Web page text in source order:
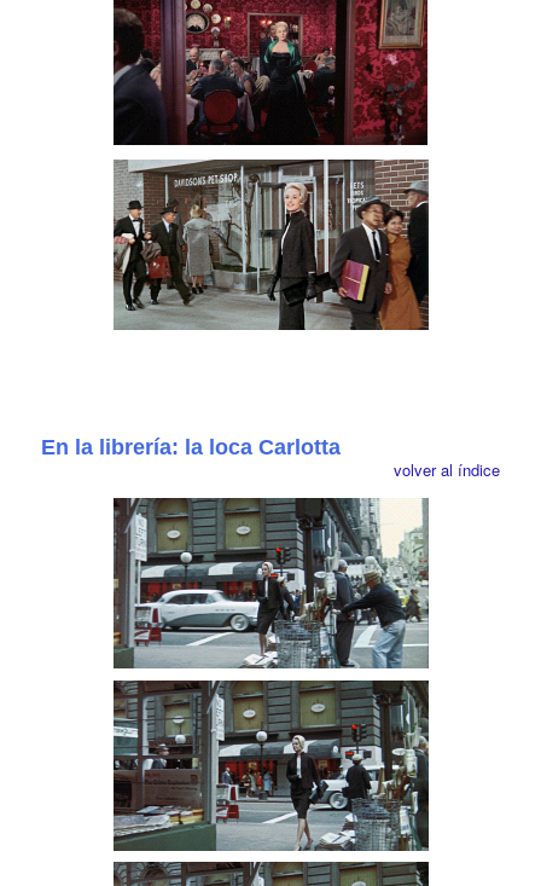
En la librería: la loca Carlotta
volver al índice